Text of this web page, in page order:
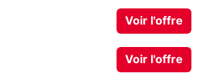
Voir l'offre
Voir l'offre